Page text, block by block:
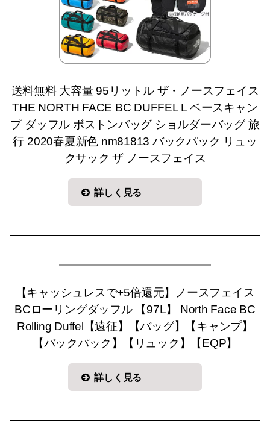
送料無料 大容量 95リットル ザ・ノースフェイス
THE NORTH FACE BC DUFFEL L ベースキャン
プ ダッフル ボストンバッグ ショルダーバッグ 旅
行 2020春夏新色 nm81813 バックパック リュッ
クサック ザ ノースフェイス
詳しく見る
【キャッシュレスで+5倍還元】ノースフェイス
BCローリングダッフル 【97L】 North Face BC
Rolling Duffel【遠征】【バッグ】【キャンプ】
【バックパック】【リュック】【EQP】
詳しく見る